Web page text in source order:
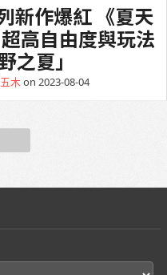
新作爆紅 《夏天
高自由度與玩法
之夏」
五木on 2023-08-04